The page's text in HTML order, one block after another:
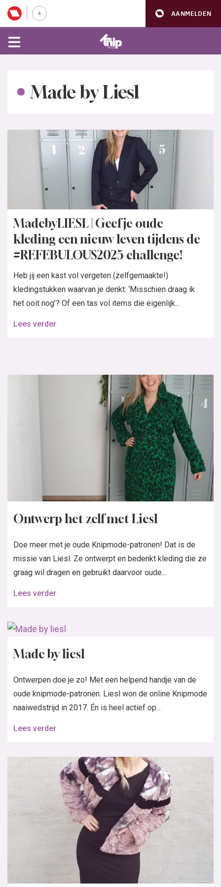
AANMELDEN
Made by Liesl
MadebyLIESL | Geef je oude
kleding een nieuw leven tijdens de
#REFEBULOUS2025 challenge!
Heb jij een kast vol vergeten (zelfgemaakte!)
kledingstukken waarvan je denkt: ‘Misschien draag ik
het ooit nog’? Of een tas vol items die eigenlijk...
Lees verder
Ontwerp het zelf met Liesl
Doe meer met je oude Knipmode-patronen! Dat is de
missie van Liesl. Ze ontwerpt en bedenkt kleding die ze
graag wil dragen en gebruikt daarvoor oude...
Lees verder
Made by liesl
Ontwerpen doe je zo! Met een helpend handje van de
oude knipmode-patronen. Liesl won de online Knipmode
naaiwedstrijd in 2017. Én is heel actief op...
Lees verder